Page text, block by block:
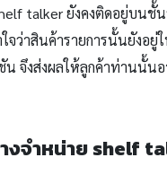
talker ยังคงติดอยู่บนชั้น
จว่าสินค้ารายการนั้นยังอยู่ใ
น จึงส่งผลให้ลูกค้าท่านนั้นอ
งจำหน่าย shelf